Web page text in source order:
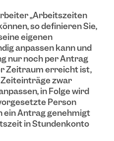
„Arbeitszeiten
so definieren Sie,
eigenen
anpassen kann und
nur noch per Antrag
Zeitraum erreicht ist,
zwar
in Folge wird
Person
ein Antrag genehmigt
in Stundenkonto